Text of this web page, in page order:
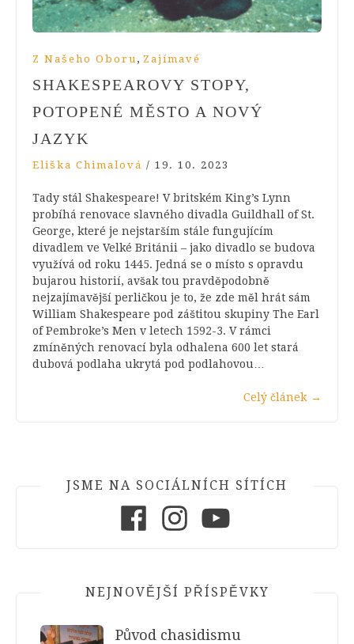
Z Našeho Oboru, Zajímavé
SHAKESPEAROVY STOPY,
POTOPENÉ MĚSTO A NOVÝ
JAZYK
Eliška Chimalová / 19. 10. 2023
Tady stál Shakespeare! V britském King’s Lynn
probíhá renovace slavného divadla Guildhall of St.
George, které je nejstarším stále fungujícím
divadlem ve Velké Británii – jako divadlo se budova
využívá od roku 1445. Jedná se o místo s opravdu
bujarou historií, avšak tou pravděpodobně
nejzajímavější perličkou je to, že zde měl hrát sám
William Shakespeare pod záštitou skupiny The Earl
of Pembroke’s Men v letech 1592-3. V rámci
zmíněných renovací byla odhalena 600 let stará
dubová podlaha ukrytá pod podlahovou…
Celý článek →
JSME NA SOCIÁLNÍCH SÍTÍCH
NEJNOVĚJŠÍ PŘÍSPĚVKY
Původ chasidismu